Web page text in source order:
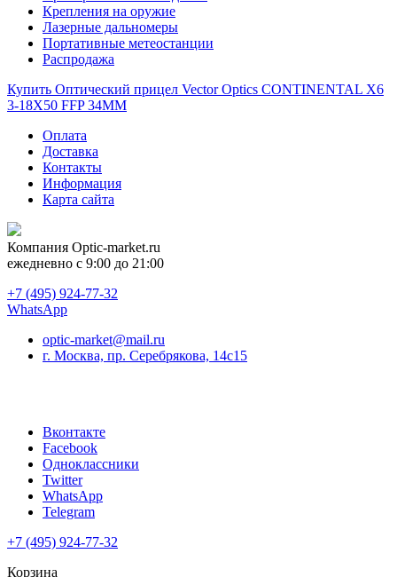
Крепления на оружие
Лазерные дальномеры
Портативные метеостанции
Распродажа
Купить Оптический прицел Vector Optics CONTINENTAL X6
3-18X50 FFP 34MM
Оплата
Доставка
Контакты
Информация
Карта сайта
Компания Optic-market.ru
ежедневно с 9:00 до 21:00
+7 (495) 924-77-32
WhatsApp
optic-market@mail.ru
г. Москва, пр. Серебрякова, 14с15
Вконтакте
Facebook
Одноклассники
Twitter
WhatsApp
Telegram
+7 (495) 924-77-32
Корзина